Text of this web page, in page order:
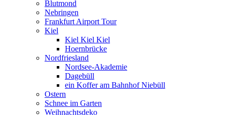
Blutmond
Nebringen
Frankfurt Airport Tour
Kiel
Kiel Kiel Kiel
Hoernbrücke
Nordfriesland
Nordsee-Akademie
Dagebüll
ein Koffer am Bahnhof Niebüll
Ostern
Schnee im Garten
Weihnachtsdeko